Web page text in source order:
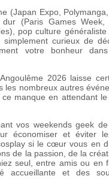
(Japan Expo,
(Paris Games Week,
pop culture généraliste
curieux de
votre bonheur
2026 laisse
les nombreux autres
manque en attendant
vos weekends geek
économiser et éviter
si le cœur vous en
de la passion, de la
seul, entre amis ou en
accueillante et des